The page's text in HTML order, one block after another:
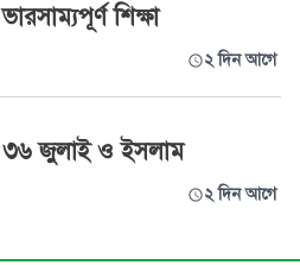
ভারসাম্যপূর্ণ শিক্ষা
২ দিন আগে
৩৬ জুলাই ও ইসলাম
২ দিন আগে